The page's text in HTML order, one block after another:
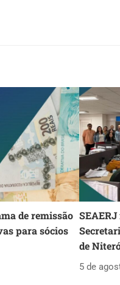
de remissão
para sócios
de
5 de